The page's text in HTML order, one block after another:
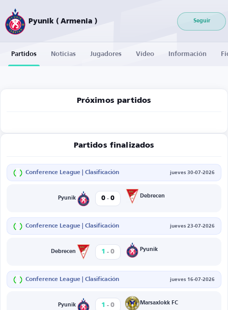
Pyunik ( Armenia ) Seguir
Partidos Noticias Jugadores Vídeo Información
Próximos partidos
Partidos finalizados
Conference League | Clasificación jueves 30-07-2026
Pyunik 0 - 0 Debrecen
Conference League | Clasificación jueves 23-07-2026
Debrecen 1 - 0 Pyunik
Conference League | Clasificación jueves 16-07-2026
Pyunik 1 - 0 Marsaxlokk FC